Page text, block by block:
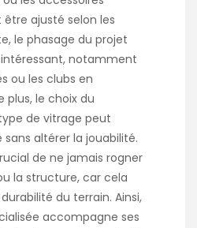
ajusté selon les
le phasage du projet
notamment
ou les clubs en
plus, le choix du
de vitrage peut
altérer la jouabilité.
de ne jamais rogner
la structure, car cela
du terrain. Ainsi,
accompagne ses